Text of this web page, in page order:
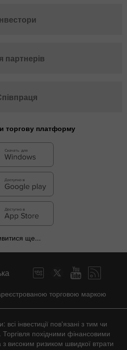
партнерів
торгову платформу
ще...
торговою маркою
інвестиції пов'язані з тим чи
похідними фінансовими
високим ризиком швидкої втрати